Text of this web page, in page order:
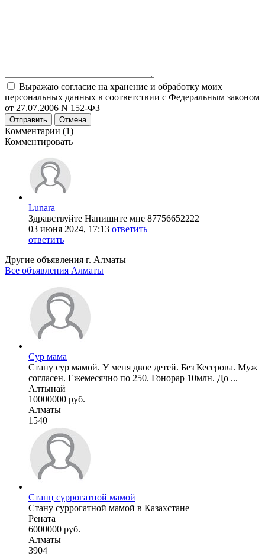
Выражаю согласие на хранение и обработку моих
персональных данных в соответствии с Федеральным законом
от 27.07.2006 N 152-ФЗ
Отправить Отмена
Комментарии (1)
Комментировать
Lunara
Здравствуйте Напишите мне 87756652222
03 июня 2024, 17:13 ответить
ответить
Другие объявления г. Алматы
Все объявления Алматы
Сур мама
Стану сур мамой. У меня двое детей. Без Кесерова. Муж
согласен. Ежемесячно по 250. Гонорар 10млн. До ...
Алтынай
10000000 руб.
Алматы
1540
Станц суррогатной мамой
Стану суррогатной мамой в Казахстане
Рената
6000000 руб.
Алматы
3904